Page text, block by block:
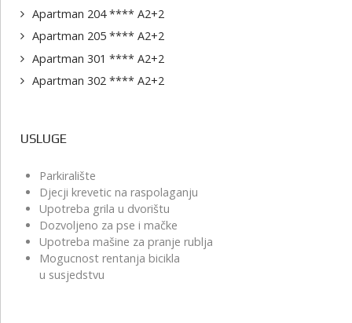
Apartman 204 **** A2+2
Apartman 205 **** A2+2
Apartman 301 **** A2+2
Apartman 302 **** A2+2
USLUGE
Parkiralište
Djecji krevetic na raspolaganju
Upotreba grila u dvorištu
Dozvoljeno za pse i mačke
Upotreba mašine za pranje rublja
Mogucnost rentanja bicikla
u susjedstvu